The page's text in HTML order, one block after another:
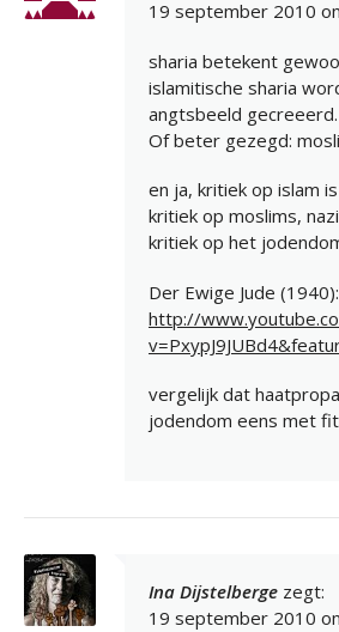
19 september 2010
sharia betekent
islamitische sharia
angtsbeeld gecreeerd.
Of beter gezegd:
en ja, kritiek op islam
kritiek op moslims,
kritiek op het
Der Ewige Jude (1940):
http://
vergelijk dat
jodendom eens met
Ina Dijstelberge zegt:
19 september 2010